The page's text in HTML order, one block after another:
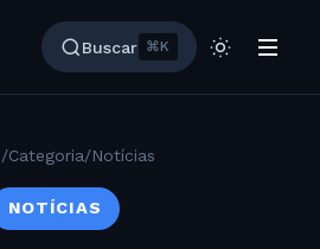
Buscar ⌘K
/Categoria/Notícias
NOTÍCIAS